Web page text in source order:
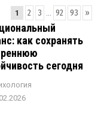
1 2 3 92 93 »
как сохранять
сегодня